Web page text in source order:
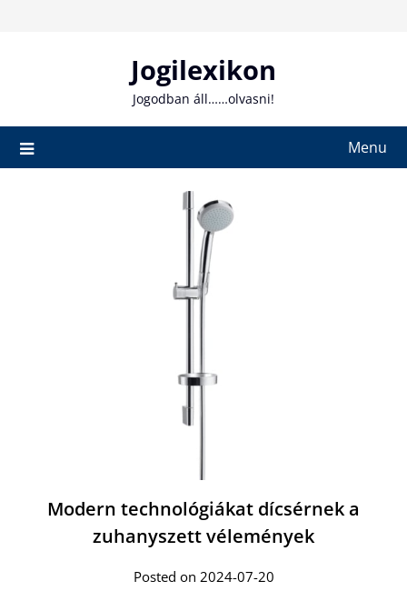
Jogilexikon
Jogodban áll……olvasni!
Menu
Modern technológiákat dícsérnek a
zuhanyszett vélemények
Posted on 2024-07-20